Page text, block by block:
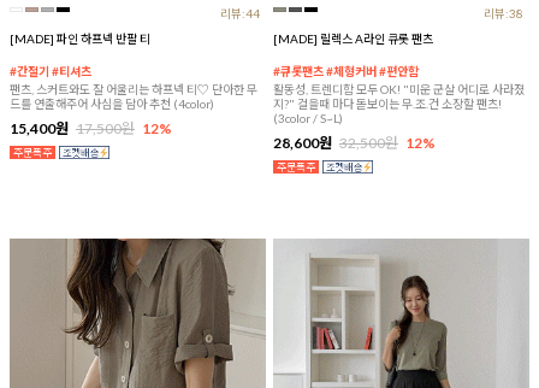
리뷰:44
[MADE] 파인 하프넥 반팔 티
#간절기 #티셔츠
팬츠, 스커트와도 잘 어울리는 하프넥 티♡ 단아한 무
드를 연출해주어 사심을 담아 추천 (4color)
15,400원 17,500원 12%
리뷰:38
[MADE] 릴렉스 A라인 큐롯 팬츠
#큐롯팬츠 #체형커버 #편안함
활동성, 트렌디함 모두 OK! "미운 군살 어디로 사라졌
지?" 걸을때 마다 돋보이는 무.조.건 소장할 팬츠!
(3color / S~L)
28,600원 32,500원 12%